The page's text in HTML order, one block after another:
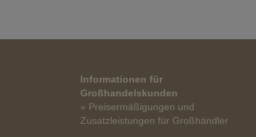
Informationen für
Großhandelskunden
» Preisermäßigungen und
Zusatzleistungen für Großhändler